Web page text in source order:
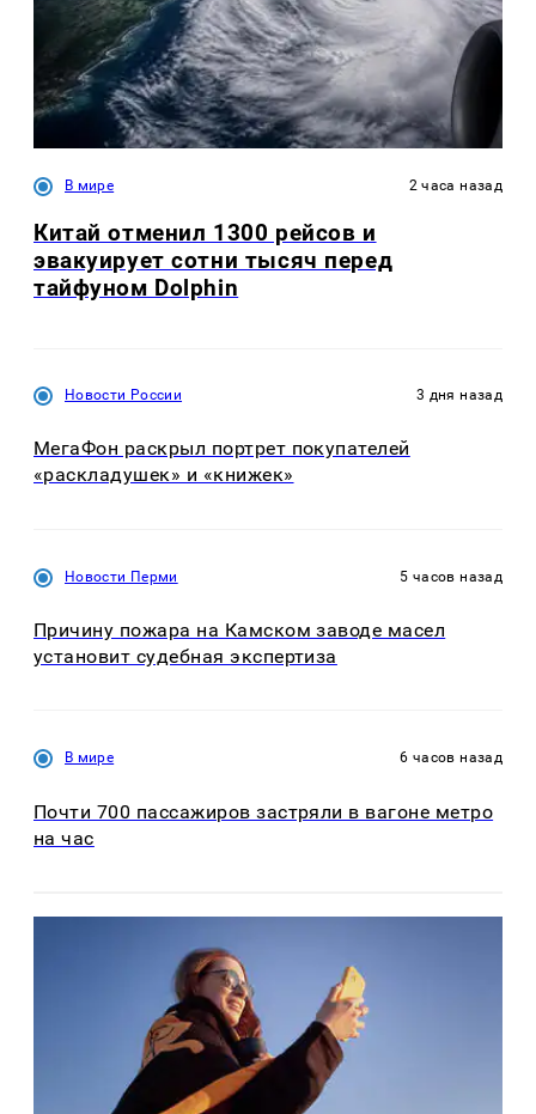
В мире 2 часа назад
Китай отменил 1300 рейсов и
эвакуирует сотни тысяч перед
тайфуном Dolphin
Новости России 3 дня назад
МегаФон раскрыл портрет покупателей
«раскладушек» и «книжек»
Новости Перми 5 часов назад
Причину пожара на Камском заводе масел
установит судебная экспертиза
В мире 6 часов назад
Почти 700 пассажиров застряли в вагоне метро
на час